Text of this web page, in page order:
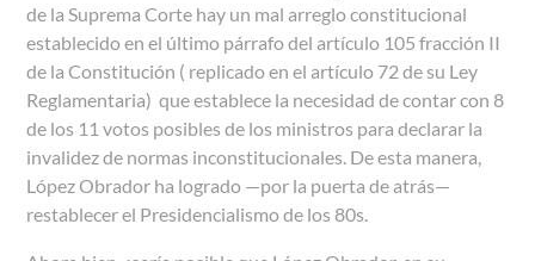
de la Suprema Corte hay un mal arreglo constitucional
establecido en el último párrafo del artículo 105 fracción II
de la Constitución ( replicado en el artículo 72 de su Ley
Reglamentaria) que establece la necesidad de contar con 8
de los 11 votos posibles de los ministros para declarar la
invalidez de normas inconstitucionales. De esta manera,
López Obrador ha logrado —por la puerta de atrás—
restablecer el Presidencialismo de los 80s.